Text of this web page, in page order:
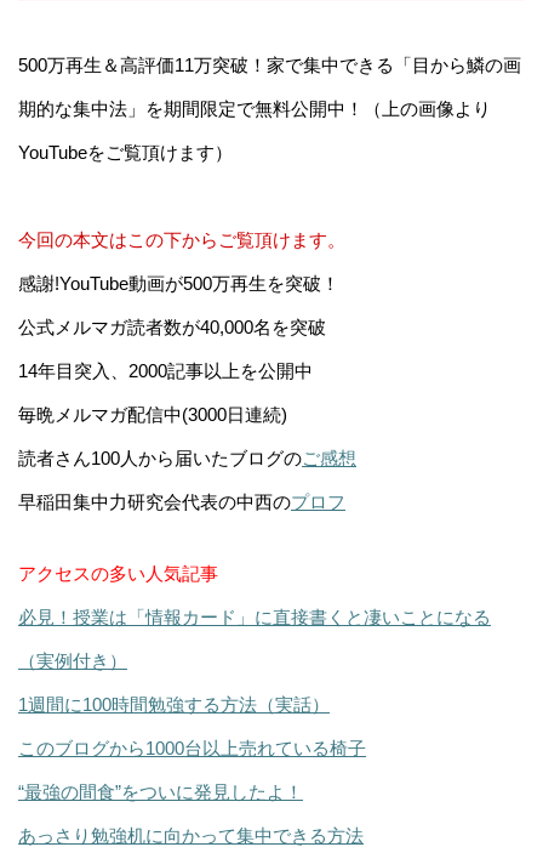
500万再生＆高評価11万突破！家で集中できる「目から鱗の画
期的な集中法」を期間限定で無料公開中！（上の画像より
YouTubeをご覧頂けます）
今回の本文はこの下からご覧頂けます。
感謝!YouTube動画が500万再生を突破！
公式メルマガ読者数が40,000名を突破
14年目突入、2000記事以上を公開中
毎晩メルマガ配信中(3000日連続)
読者さん100人から届いたブログのご感想
早稲田集中力研究会代表の中西のプロフ
アクセスの多い人気記事
必見！授業は「情報カード」に直接書くと凄いことになる
（実例付き）
1週間に100時間勉強する方法（実話）
このブログから1000台以上売れている椅子
“最強の間食”をついに発見したよ！
あっさり勉強机に向かって集中できる方法